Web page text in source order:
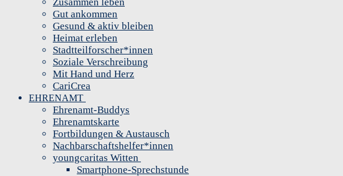
Gut ankommen
Gesund & aktiv bleiben
Heimat erleben
Stadtteilforscher*innen
Soziale Verschreibung
Mit Hand und Herz
CariCrea
EHRENAMT
Ehrenamt-Buddys
Ehrenamtskarte
Fortbildungen & Austausch
Nachbarschaftshelfer*innen
youngcaritas Witten
Smartphone-Sprechstunde